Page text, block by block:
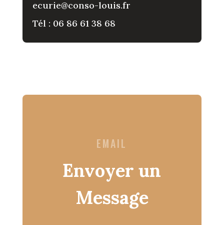
ecurie@conso-louis.fr
Tél : 06 86 61 38 68
EMAIL
Envoyer un
Message